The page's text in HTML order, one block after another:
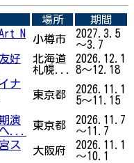
場所
期間
N
小樽市
2027.3.5
～3.7
好
北海道
札幌...
2026.12.1
8～12.18
ナ
東京都
2026.11.1
5～11.15
演
...
東京都
2026.11.7
～11.7
ス
大阪府
2026.11.1
～10.1